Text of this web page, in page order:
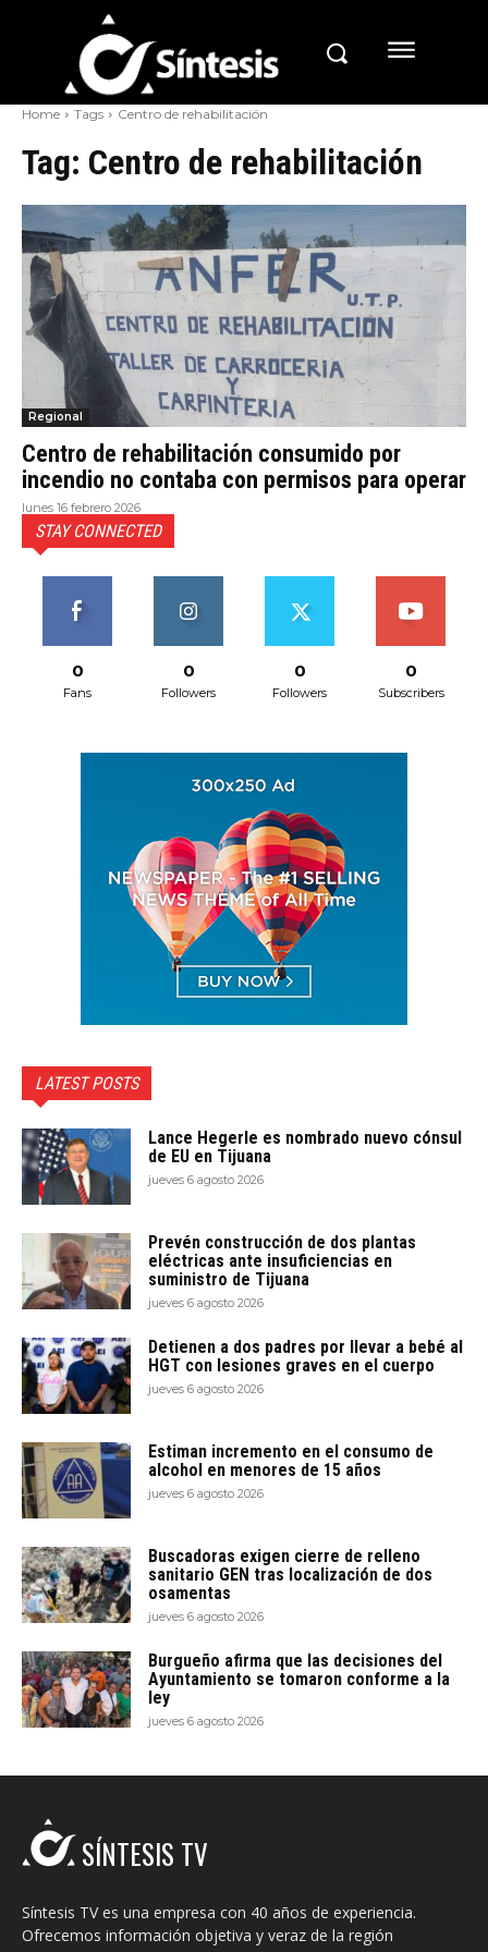
Home Tags Centro de rehabilitación
Tag: Centro de rehabilitación
Regional
Centro de rehabilitación consumido por
incendio no contaba con permisos para operar
lunes 16 febrero 2026
STAY CONNECTED
0
Fans
0
Followers
0
Followers
0
Subscribers
LATEST POSTS
Lance Hegerle es nombrado nuevo cónsul
de EU en Tijuana
jueves 6 agosto 2026
Prevén construcción de dos plantas
eléctricas ante insuficiencias en
suministro de Tijuana
jueves 6 agosto 2026
Detienen a dos padres por llevar a bebé al
HGT con lesiones graves en el cuerpo
jueves 6 agosto 2026
Estiman incremento en el consumo de
alcohol en menores de 15 años
jueves 6 agosto 2026
Buscadoras exigen cierre de relleno
sanitario GEN tras localización de dos
osamentas
jueves 6 agosto 2026
Burgueño afirma que las decisiones del
Ayuntamiento se tomaron conforme a la
ley
jueves 6 agosto 2026
SÍNTESIS TV
Síntesis TV es una empresa con 40 años de experiencia.
Ofrecemos información objetiva y veraz de la región